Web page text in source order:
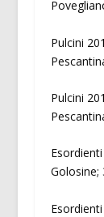
Pulcini
Pulcini
Golosine;